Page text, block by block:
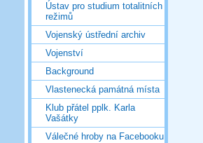
Ústav pro studium totalitních
režimů
Vojenský ústřední archiv
Vojenství
Background
Vlastenecká památná místa
Klub přátel pplk. Karla
Vašátky
Válečné hroby na Facebooku